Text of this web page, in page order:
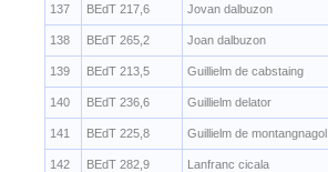
137 BEdT 217,6 Jovan dalbuzon
138 BEdT 265,2 Joan dalbuzon
139 BEdT 213,5 Guillielm de cabstaing
140 BEdT 236,6 Guillielm delator
141 BEdT 225,8 Guillielm de montangnagol
142 BEdT 282,9 Lanfranc cicala